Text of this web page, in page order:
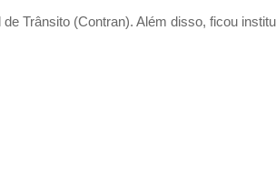
Trânsito (Contran). Além disso, ficou